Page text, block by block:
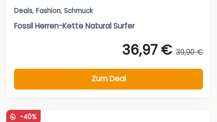
Deals, Fashion, Schmuck
Fossil Herren-Kette Natural Surfer
36,97 € 39,90 €
Zum Deal
-40%